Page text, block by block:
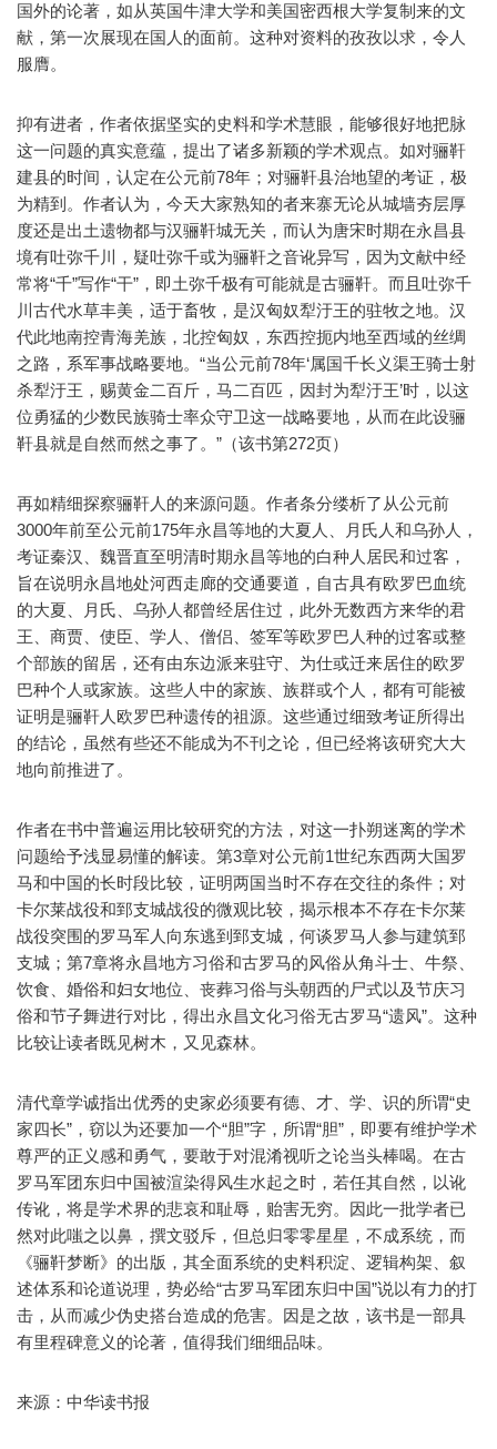
国外的论著，如从英国牛津大学和美国密西根大学复制来的文
献，第一次展现在国人的面前。这种对资料的孜孜以求，令人
服膺。
抑有进者，作者依据坚实的史料和学术慧眼，能够很好地把脉
这一问题的真实意蕴，提出了诸多新颖的学术观点。如对骊靬
建县的时间，认定在公元前78年；对骊靬县治地望的考证，极
为精到。作者认为，今天大家熟知的者来寨无论从城墙夯层厚
度还是出土遗物都与汉骊靬城无关，而认为唐宋时期在永昌县
境有吐弥千川，疑吐弥千或为骊靬之音讹异写，因为文献中经
常将“千”写作“干”，即土弥千极有可能就是古骊靬。而且吐弥千
川古代水草丰美，适于畜牧，是汉匈奴犁汙王的驻牧之地。汉
代此地南控青海羌族，北控匈奴，东西控扼内地至西域的丝绸
之路，系军事战略要地。“当公元前78年‘属国千长义渠王骑士射
杀犁汙王，赐黄金二百斤，马二百匹，因封为犁汙王’时，以这
位勇猛的少数民族骑士率众守卫这一战略要地，从而在此设骊
靬县就是自然而然之事了。”（该书第272页）
再如精细探察骊靬人的来源问题。作者条分缕析了从公元前
3000年前至公元前175年永昌等地的大夏人、月氏人和乌孙人，
考证秦汉、魏晋直至明清时期永昌等地的白种人居民和过客，
旨在说明永昌地处河西走廊的交通要道，自古具有欧罗巴血统
的大夏、月氏、乌孙人都曾经居住过，此外无数西方来华的君
王、商贾、使臣、学人、僧侣、签军等欧罗巴人种的过客或整
个部族的留居，还有由东边派来驻守、为仕或迁来居住的欧罗
巴种个人或家族。这些人中的家族、族群或个人，都有可能被
证明是骊靬人欧罗巴种遗传的祖源。这些通过细致考证所得出
的结论，虽然有些还不能成为不刊之论，但已经将该研究大大
地向前推进了。
作者在书中普遍运用比较研究的方法，对这一扑朔迷离的学术
问题给予浅显易懂的解读。第3章对公元前1世纪东西两大国罗
马和中国的长时段比较，证明两国当时不存在交往的条件；对
卡尔莱战役和郅支城战役的微观比较，揭示根本不存在卡尔莱
战役突围的罗马军人向东逃到郅支城，何谈罗马人参与建筑郅
支城；第7章将永昌地方习俗和古罗马的风俗从角斗士、牛祭、
饮食、婚俗和妇女地位、丧葬习俗与头朝西的尸式以及节庆习
俗和节子舞进行对比，得出永昌文化习俗无古罗马“遗风”。这种
比较让读者既见树木，又见森林。
清代章学诚指出优秀的史家必须要有德、才、学、识的所谓“史
家四长”，窃以为还要加一个“胆”字，所谓“胆”，即要有维护学术
尊严的正义感和勇气，要敢于对混淆视听之论当头棒喝。在古
罗马军团东归中国被渲染得风生水起之时，若任其自然，以讹
传讹，将是学术界的悲哀和耻辱，贻害无穷。因此一批学者已
然对此嗤之以鼻，撰文驳斥，但总归零零星星，不成系统，而
《骊靬梦断》的出版，其全面系统的史料积淀、逻辑构架、叙
述体系和论道说理，势必给“古罗马军团东归中国”说以有力的打
击，从而减少伪史搭台造成的危害。因是之故，该书是一部具
有里程碑意义的论著，值得我们细细品味。
来源：中华读书报